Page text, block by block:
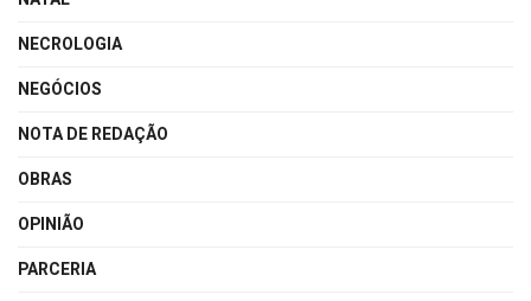
NECROLOGIA
NEGÓCIOS
NOTA DE REDAÇÃO
OBRAS
OPINIÃO
PARCERIA